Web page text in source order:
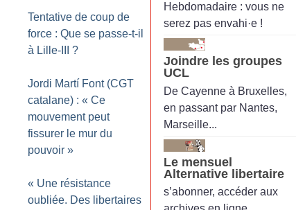
Tentative de coup de
force : Que se passe-t-il
à Lille-III
?
Jordi Martí Font (CGT
catalane) : « Ce
mouvement peut
fissurer le mur du
pouvoir »
« Une résistance
oubliée. Des libertaires
Hebdomadaire : vous ne
serez pas envahi·e !
Joindre les groupes
UCL
De Cayenne à Bruxelles,
en passant par Nantes,
Marseille...
Le mensuel
Alternative libertaire
s’abonner, accéder aux